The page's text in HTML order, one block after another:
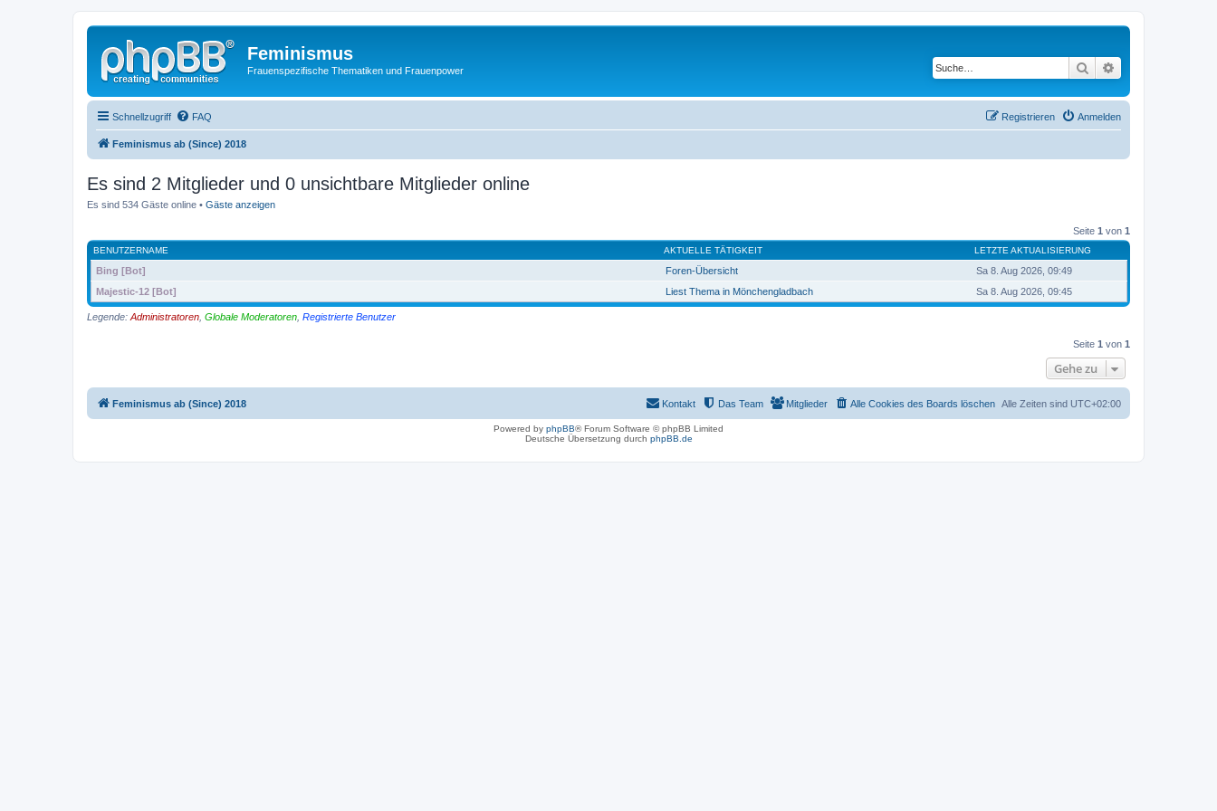
Feminismus
Frauenspezifische Thematiken und Frauenpower Suche
Schnellzugriff FAQ Anmelden
Registrieren
Feminismus ab (Since) 2018
Es sind 2 Mitglieder und 0 unsichtbare Mitglieder online
Es sind 534 Gäste online • Gäste anzeigen
Seite 1 von 1
BENUTZERNAME AKTUELLE TÄTIGKEIT LETZTE AKTUALISIERUNG
Bing [Bot] Foren-Übersicht
Sa 8. Aug 2026, 09:49
Majestic-12 [Bot]
Liest Thema in Mönchengladbach Sa 8. Aug 2026, 09:45
Legende: Administratoren Globale Moderatoren Registrierte Benutzer
Seite 1 von 1
Gehe zu
Feminismus ab (Since) 2018 Alle Zeiten sind UTC+02:00
Alle Cookies des Boards löschen
Mitglieder
Das Team
Kontakt
Powered by phpBB® Forum Software © phpBB Limited
Deutsche Übersetzung durch phpBB.de